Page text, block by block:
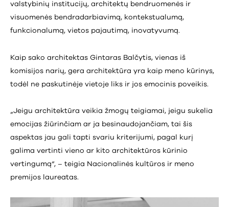
valstybinių institucijų, architektų bendruomenės ir
visuomenės bendradarbiavimą, kontekstualumą,
funkcionalumą, vietos pajautimą, inovatyvumą.
Kaip sako architektas Gintaras Balčytis, vienas iš
komisijos narių, gera architektūra yra kaip meno kūrinys,
todėl ne paskutinėje vietoje liks ir jos emocinis poveikis.
„Jeigu architektūra veikia žmogų teigiamai, jeigu sukelia
emocijas žiūrinčiam ar ja besinaudojančiam, tai šis
aspektas jau gali tapti svariu kriterijumi, pagal kurį
galima vertinti vieno ar kito architektūros kūrinio
vertingumą“, – teigia Nacionalinės kultūros ir meno
premijos laureatas.